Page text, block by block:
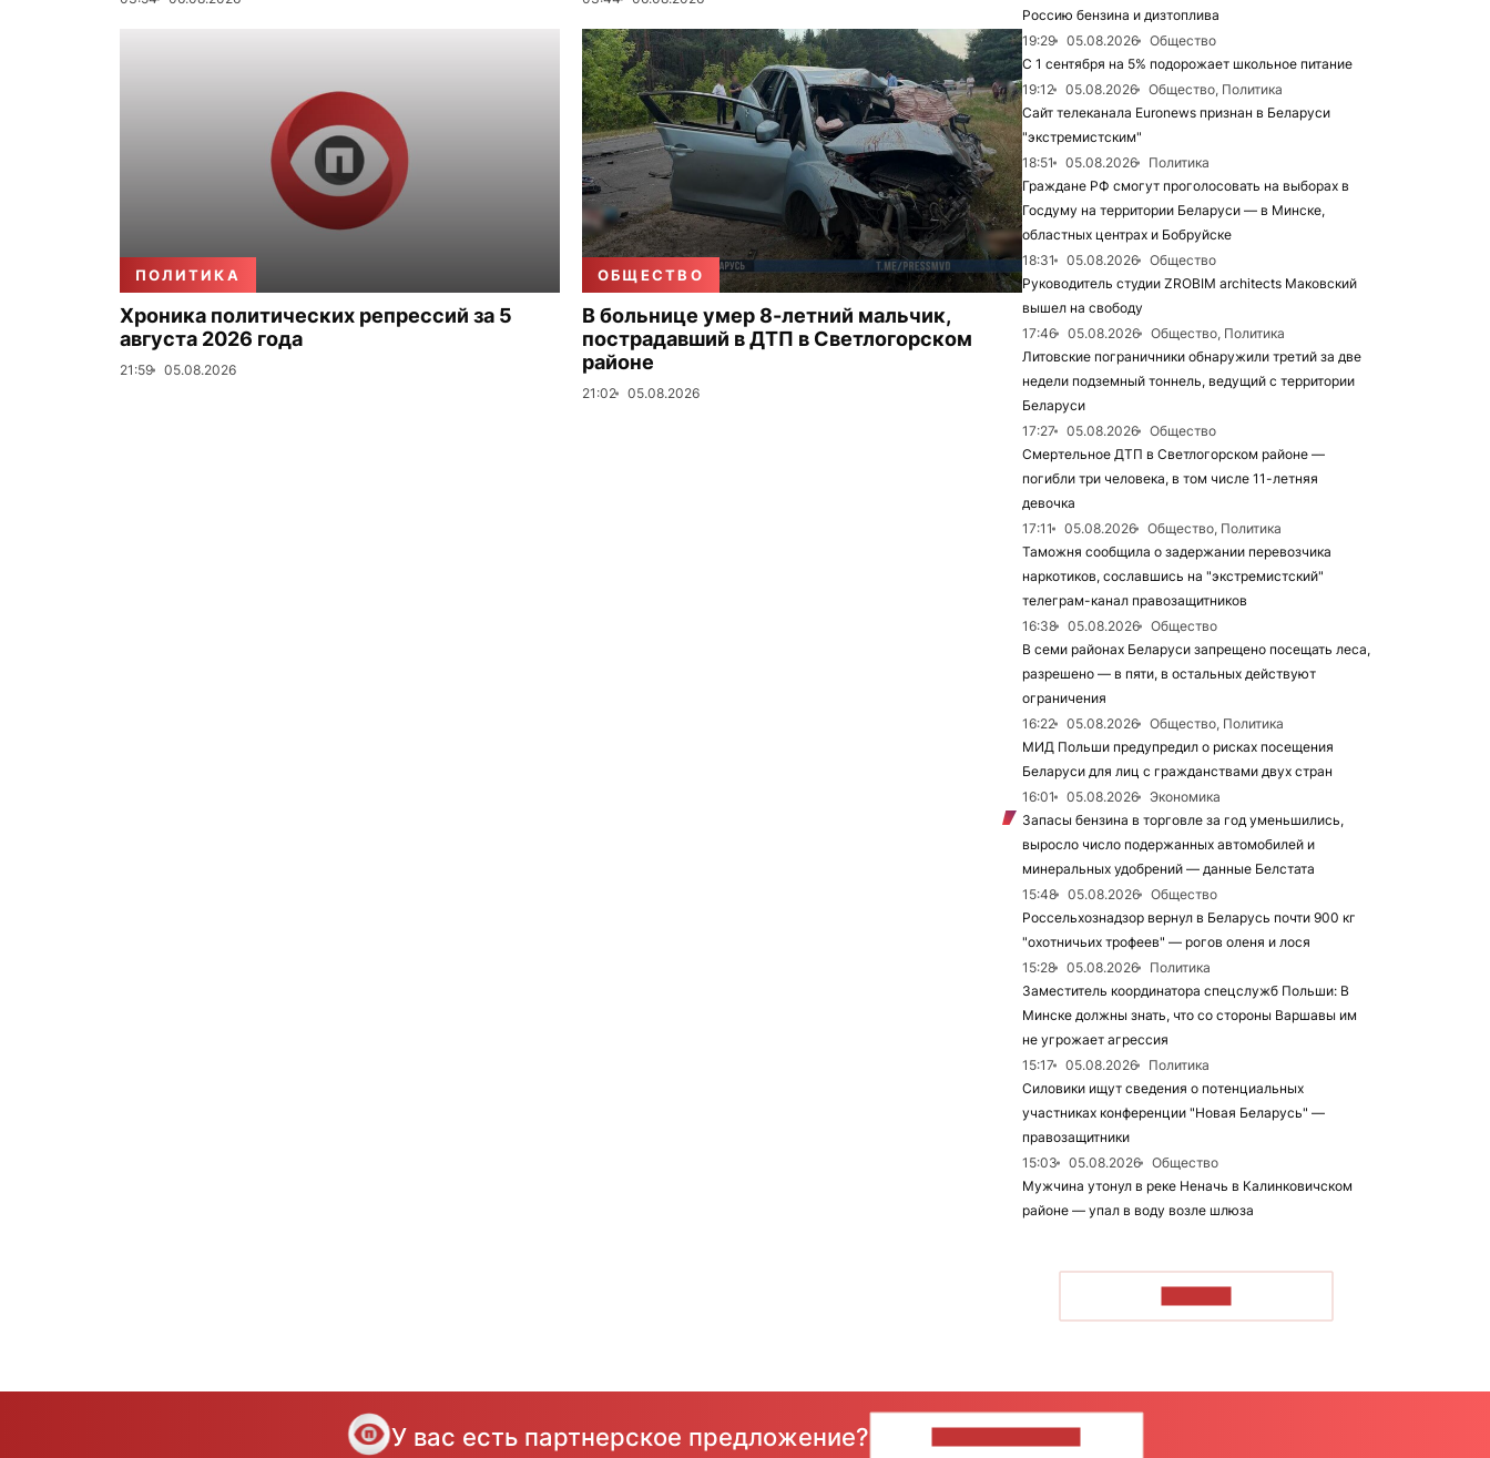
ПОЛИТИКА
Хроника политических репрессий за 5
августа 2026 года
21:59 05.08.2026
ОБЩЕСТВО
В больнице умер 8-летний мальчик,
пострадавший в ДТП в Светлогорском
районе
21:02 05.08.2026
Россию бензина и дизтоплива
19:29
05.08.2026
Общество
С 1 сентября на 5% подорожает школьное питание
19:12
05.08.2026
Общество, Политика
Сайт телеканала Euronews признан в Беларуси
"экстремистским"
18:51
05.08.2026
Политика
Граждане РФ смогут проголосовать на выборах в
Госдуму на территории Беларуси — в Минске,
областных центрах и Бобруйске
18:31
05.08.2026
Общество
Руководитель студии ZROBIM architects Маковский
вышел на свободу
17:46
05.08.2026
Общество, Политика
Литовские пограничники обнаружили третий за две
недели подземный тоннель, ведущий с территории
Беларуси
17:27
05.08.2026
Общество
Смертельное ДТП в Светлогорском районе —
погибли три человека, в том числе 11-летняя
девочка
17:11
05.08.2026
Общество, Политика
Таможня сообщила о задержании перевозчика
наркотиков, сославшись на "экстремистский"
телеграм-канал правозащитников
16:38
05.08.2026
Общество
В семи районах Беларуси запрещено посещать леса,
разрешено — в пяти, в остальных действуют
ограничения
16:22
05.08.2026
Общество, Политика
МИД Польши предупредил о рисках посещения
Беларуси для лиц с гражданствами двух стран
16:01
05.08.2026
Экономика
Запасы бензина в торговле за год уменьшились,
выросло число подержанных автомобилей и
минеральных удобрений — данные Белстата
15:48
05.08.2026
Общество
Россельхознадзор вернул в Беларусь почти 900 кг
"охотничьих трофеев" — рогов оленя и лося
15:28
05.08.2026
Политика
Заместитель координатора спецслужб Польши: В
Минске должны знать, что со стороны Варшавы им
не угрожает агрессия
15:17
05.08.2026
Политика
Силовики ищут сведения о потенциальных
участниках конференции "Новая Беларусь" —
правозащитники
15:03
05.08.2026
Общество
Мужчина утонул в реке Неначь в Калинковичском
районе — упал в воду возле шлюза
У вас есть партнерское предложение?